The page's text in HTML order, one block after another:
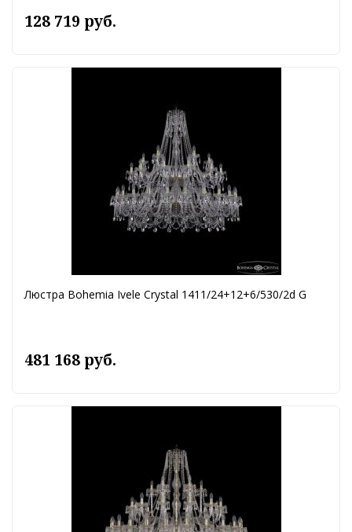
128 719 руб.
Люстра Bohemia Ivele Crystal 1411/24+12+6/530/2d G
481 168 руб.